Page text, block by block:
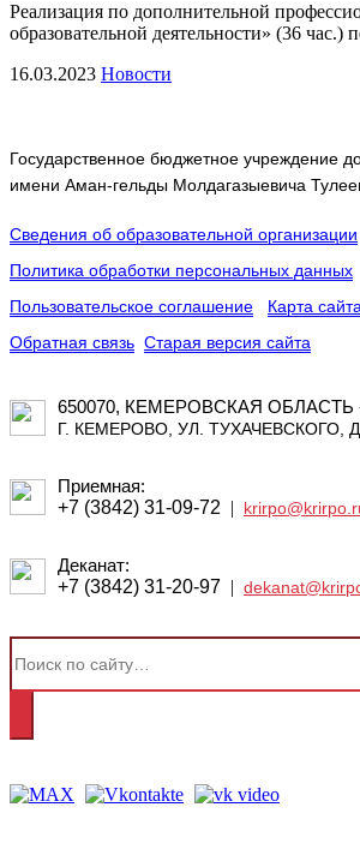
Реализация по дополнительной
образовательной деятельности» (36 час.)
16.03.2023 Новости
Государственное бюджетное учреждение
имени Аман-гельды Молдагазыевича
Сведения об образовательной организации
Политика обработки персональных данных
Пользовательское соглашение
Карта сайта
Обратная связь Старая версия сайта
650070, КЕМЕРОВСКАЯ ОБЛАСТЬ
Г. КЕМЕРОВО, УЛ. ТУХАЧЕВСКОГО,
Приемная:
+7 (3842) 31-09-72 |
Деканат:
+7 (3842) 31-20-97 |